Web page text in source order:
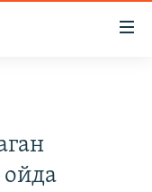
ойда